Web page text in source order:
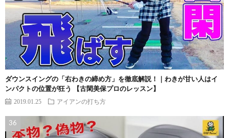
ダウンスイングの「右わきの締め方」を徹底解説！｜わきが甘い人はイ
ンパクトの位置が狂う 【古閑美保プロのレッスン】
2019.01.25 アイアンの打ち方